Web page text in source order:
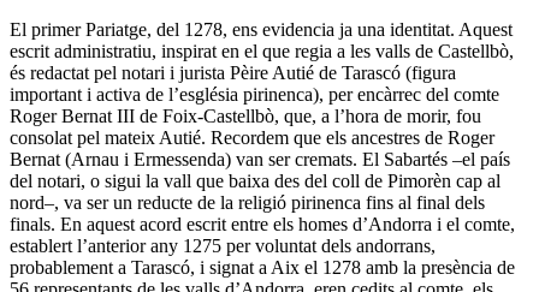
El primer Pariatge, del 1278, ens evidencia ja una identitat. Aquest
escrit administratiu, inspirat en el que regia a les valls de Castellbò,
és redactat pel notari i jurista Pèire Autié de Tarascó (figura
important i activa de l’església pirinenca), per encàrrec del comte
Roger Bernat III de Foix-Castellbò, que, a l’hora de morir, fou
consolat pel mateix Autié. Recordem que els ancestres de Roger
Bernat (Arnau i Ermessenda) van ser cremats. El Sabartés –el país
del notari, o sigui la vall que baixa des del coll de Pimorèn cap al
nord–, va ser un reducte de la religió pirinenca fins al final dels
finals. En aquest acord escrit entre els homes d’Andorra i el comte,
establert l’anterior any 1275 per voluntat dels andorrans,
probablement a Tarascó, i signat a Aix el 1278 amb la presència de